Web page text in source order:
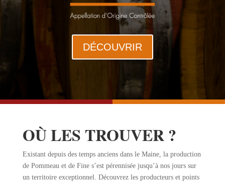
DÉCOUVRIR
OÙ LES TROUVER ?
Existant depuis des temps anciens dans le Maine, la production
de Pommeau et de Fine s’est pérennisée jusqu’à nos jours sur
un territoire exceptionnel. Découvrez les producteurs et points